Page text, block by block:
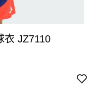
衣 JZ7110